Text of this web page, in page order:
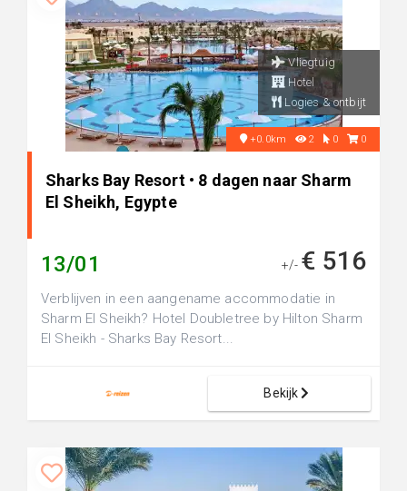
Vliegtuig
Hotel
Logies & ontbijt
+0.0km 2 0 0
Sharks Bay Resort • 8 dagen naar Sharm
El Sheikh, Egypte
13/01 +/- € 516
Verblijven in een aangename accommodatie in
Sharm El Sheikh? Hotel Doubletree by Hilton Sharm
El Sheikh - Sharks Bay Resort...
Bekijk